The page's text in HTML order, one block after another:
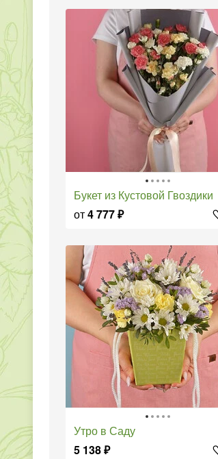
Букет из Кустовой Гвоздики
от4 777₽
Утро в Саду
5 138₽